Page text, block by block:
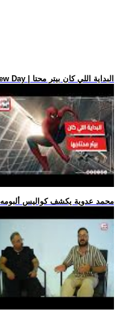
.. فيلم Spider-Man: Brand New Day | البداية اللي كان بيتر محتا
.. محمد عدوية يكشف كواليس